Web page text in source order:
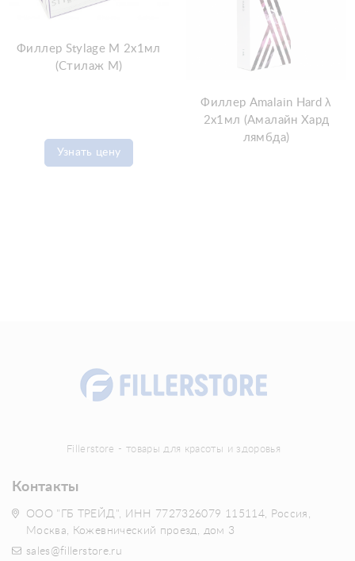
Филлер Stylage M 2x1мл
(Стилаж М)
Узнать цену
Филлер Amalain Hard λ
2x1мл (Амалайн Хард
лямбда)
Fillerstore - товары для красоты и здоровья
Контакты
ООО "ГБ ТРЕЙД", ИНН 7727326079 115114, Россия,
Москва, Кожевнический проезд, дом 3
sales@fillerstore.ru